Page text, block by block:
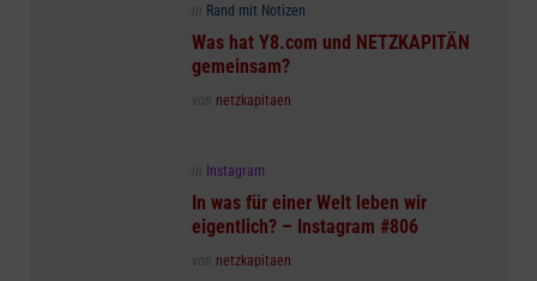
Posted
in
in Rand mit Notizen
Was hat Y8.com und NETZKAPITÄN
gemeinsam?
Posted
von netzkapitaen
Posted
in
in Instagram
In was für einer Welt leben wir
eigentlich? – Instagram #806
Posted
von netzkapitaen